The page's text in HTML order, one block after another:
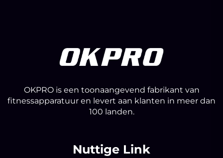
OKPRO is een toonaangevend fabrikant van
fitnessapparatuur en levert aan klanten in meer dan
100 landen.
Nuttige Link